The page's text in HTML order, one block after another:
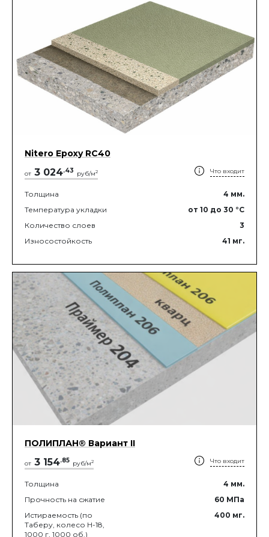
Nitero Epoxy RС40
от 3 024.43 руб/м2 Что входит
Толщина 4 мм.
Температура укладки
от 10 до 30 °C
Количество слоев
3
Износостойкость
41 мг.
ПОЛИПЛАН® Вариант II
от 3 154.85 руб/м2 Что входит
Толщина 4 мм.
Прочность на сжатие
60 МПа
Истираемость (по
Таберу, колесо Н-18,
1000 г, 1000 об.)
400 мг.